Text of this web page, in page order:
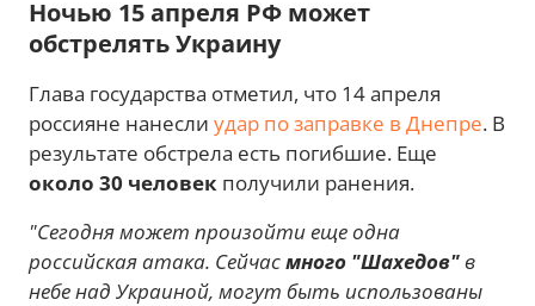
Ночью 15 апреля РФ может
обстрелять Украину
Глава государства отметил, что 14 апреля
россияне нанесли удар по заправке в Днепре. В
результате обстрела есть погибшие. Еще
около 30 человек получили ранения.
"Сегодня может произойти еще одна
российская атака. Сейчасмного "Шахедов"в
небе над Украиной, могут быть использованы